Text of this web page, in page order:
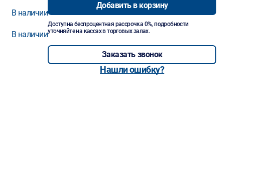
В наличии
В наличии
Добавить в корзину
Доступна беспроцентная рассрочка 0%, подробности
уточняйте на кассах в торговых залах.
Заказать звонок
Нашли ошибку?